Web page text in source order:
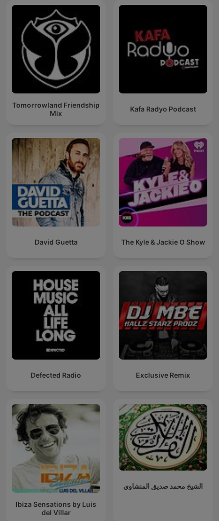
Tomorrowland Friendship
Mix
Kafa Radyo Podcast
David Guetta The Kyle & Jackie O Show
Defected Radio Exclusive Remix
Ibiza Sensations by Luis
del Villar
الشيخ محمد صديق المنشاوي